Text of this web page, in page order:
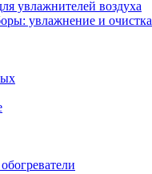
увлажнителей воздуха
увлажнение и очистка